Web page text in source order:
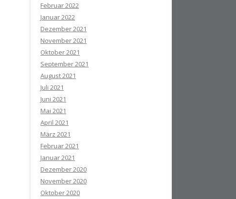
Februar 2022
Januar 2022
Dezember 2021
November 2021
Oktober 2021
September 2021
August 2021
Juli 2021
Juni 2021
Mai 2021
April 2021
März 2021
Februar 2021
Januar 2021
Dezember 2020
November 2020
Oktober 2020